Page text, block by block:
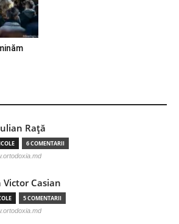
Raţă
6 COMENTARII
Victor Casian
5 COMENTARII